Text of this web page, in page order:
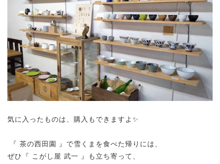
気に入ったものは、購入もできますよ✨
『 茶の西田園 』で雪くまを食べた帰りには、
ぜひ『 こがし屋 武一 』も立ち寄って、